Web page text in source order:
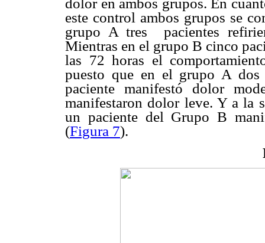
dolor en ambos grupos. En
este control ambos grupos se
grupo A tres pacientes
Mientras en el grupo B cinco
las 72 horas el
puesto que en el grupo A
paciente manifestó dolor
manifestaron dolor leve. Y a la
un paciente del Grupo B
(Figura 7).